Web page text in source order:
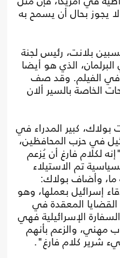
يجوز بحال أن يسمح به
بلانت، رئيس لجنة
الذي هو أيضا
الفيلم. وقد صف
الخاصة بالسير ألان
بولاك، كبير المدراء في
في حزب المحافظين،
لكلام فارغ أن يُزعم
تم الاستيلاء
وأضاف بولاك:
إسرائيل بعملها، وهو
المعقدة في
الإسرائيلية فهي
مهني، والزعم بأنهم
شرير كلام فارغ".